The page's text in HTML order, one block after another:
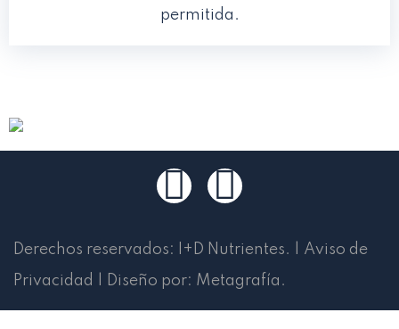
permitida.
Derechos reservados: I+D Nutrientes.
Aviso de
Privacidad
Diseño por: Metagrafía .